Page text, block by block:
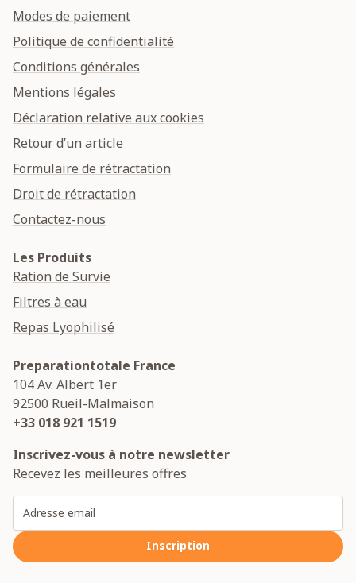
Modes de paiement
Politique de confidentialité
Conditions générales
Mentions légales
Déclaration relative aux cookies
Retour d’un article
Formulaire de rétractation
Droit de rétractation
Contactez-nous
Les Produits
Ration de Survie
Filtres à eau
Repas Lyophilisé
Preparationtotale France
104 Av. Albert 1er
92500 Rueil-Malmaison
+33 018 921 1519
Inscrivez-vous à notre newsletter
Recevez les meilleures offres
Inscription